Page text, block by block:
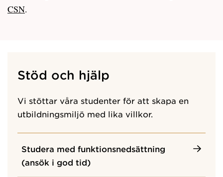
CSN.
Stöd och hjälp
Vi stöttar våra studenter för att skapa en
utbildningsmiljö med lika villkor.
Studera med funktionsnedsättning
(ansök i god tid)